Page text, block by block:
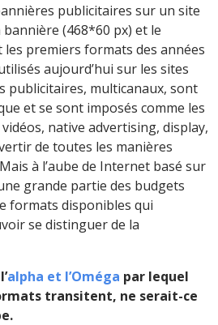
publicitaires sur un site
(468*60 px) et le
premiers formats des années
aujourd’hui sur les sites
publicitaires, multicanaux, sont
et se sont imposés comme les
native advertising, display,
de toutes les manières
à l’aube de Internet basé sur
grande partie des budgets
formats disponibles qui
se distinguer de la
alpha et l’Oméga par lequel
transitent, ne serait-ce